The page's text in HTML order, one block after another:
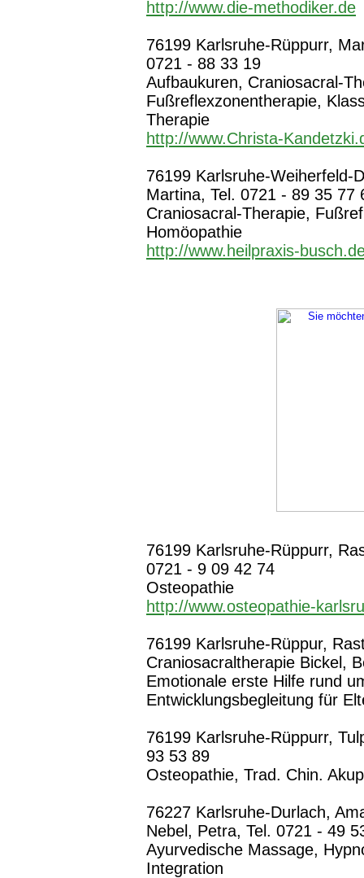
http://www.die-methodiker.de
76199 Karlsruhe-Rüppurr,
0721 - 88 33 19
Aufbaukuren, Craniosacral-
Fußreflexzonentherapie,
Therapie
http://www.Christa-
76199 Karlsruhe-Weiherfeld-
Martina, Tel. 0721 - 89 35 77
Craniosacral-Therapie,
Homöopathie
http://www.heilpraxis-
76199 Karlsruhe-Rüppurr,
0721 - 9 09 42 74
Osteopathie
http://www.osteopathie-
76199 Karlsruhe-Rüppur,
Craniosacraltherapie Bickel,
Emotionale erste Hilfe rund
Entwicklungsbegleitung für
76199 Karlsruhe-Rüppurr,
93 53 89
Osteopathie, Trad. Chin.
76227 Karlsruhe-Durlach,
Nebel, Petra, Tel. 0721 - 49
Ayurvedische Massage,
Integration